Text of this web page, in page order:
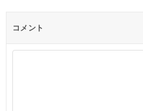
コメント